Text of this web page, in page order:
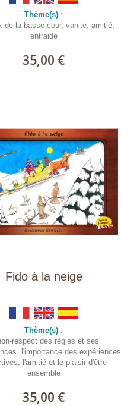
Thème(s) :
de la basse-cour, vanité, amitié,
entraide
35,00 €
Fido à la neige
Thème(s) :
respect des règles et ses
l'importance des expériences
l'amitié et le plaisir d'être
ensemble
35,00 €